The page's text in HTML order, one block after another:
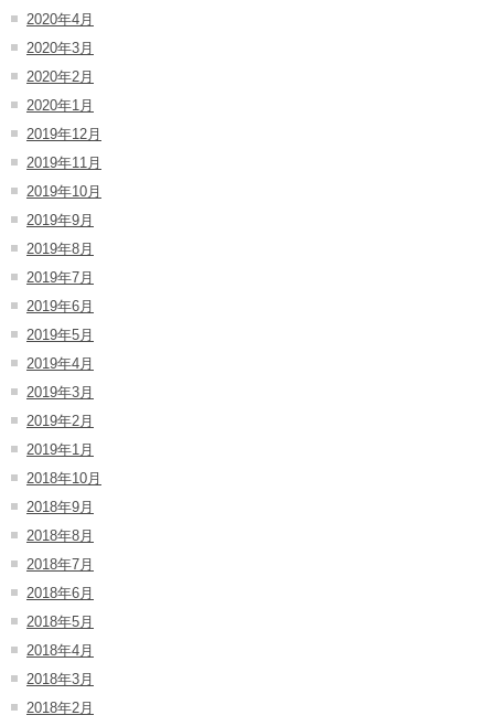
2020年4月
2020年3月
2020年2月
2020年1月
2019年12月
2019年11月
2019年10月
2019年9月
2019年8月
2019年7月
2019年6月
2019年5月
2019年4月
2019年3月
2019年2月
2019年1月
2018年10月
2018年9月
2018年8月
2018年7月
2018年6月
2018年5月
2018年4月
2018年3月
2018年2月